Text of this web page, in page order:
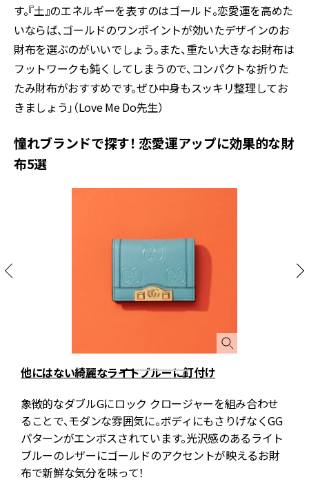
す。『土』のエネルギーを表すのはゴールド。恋愛運を高めた
いならば、ゴールドのワンポイントが効いたデザインのお
財布を選ぶのがいいでしょう。また、重たい大きなお財布は
フットワークも鈍くしてしまうので、コンパクトな折りた
たみ財布がおすすめです。ぜひ中身もスッキリ整理してお
きましょう」（Love Me Do先生）
憧れブランドで探す！ 恋愛運アップに効果的な財
布5選
他にはない綺麗なライトブルーに釘付け
象徴的なダブルGにロック クロージャーを組み合わせ
ることで、モダンな雰囲気に。ボディにもさりげなくGG
パターンがエンボスされています。光沢感のあるライト
ブルーのレザーにゴールドのアクセントが映えるお財
布で新鮮な気分を味って！